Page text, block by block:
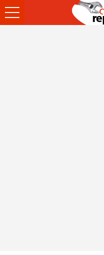
Ouvrir
le